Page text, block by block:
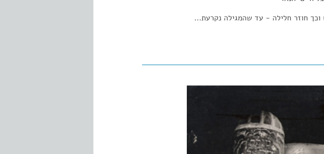
וכך חוזר חלילה - עד שהמגילה נקרעת...